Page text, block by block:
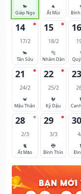
🐎
Giáp Ngọ
🐐
Ất Mùi
14
17/2
🐂
Tân Sửu
15
18/2
🐅
Nhâm Dần
16
21
24/2
🐒
Mậu Thân
22
25/2
🐓
Kỷ Dậu
23
28
2/3
🐈
Ất Mão
29
3/3
🐉
Bính Thìn
30